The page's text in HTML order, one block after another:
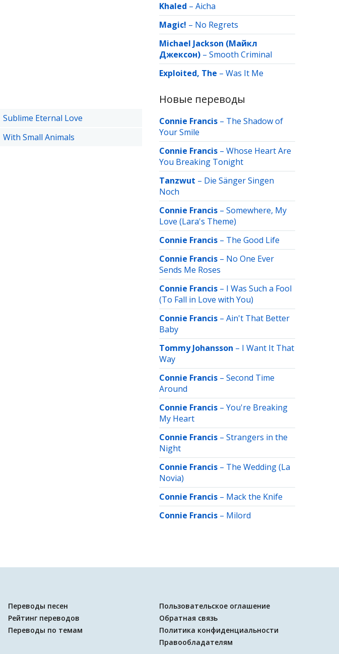
Sublime Eternal Love
With Small Animals
Khaled – Aicha
Magic! – No Regrets
Michael Jackson (Майкл
Джексон) – Smooth Criminal
Exploited, The – Was It Me
Новые переводы
Connie Francis – The Shadow of
Your Smile
Connie Francis – Whose Heart Are
You Breaking Tonight
Tanzwut – Die Sänger Singen
Noch
Connie Francis – Somewhere, My
Love (Lara's Theme)
Connie Francis – The Good Life
Connie Francis – No One Ever
Sends Me Roses
Connie Francis – I Was Such a Fool
(To Fall in Love with You)
Connie Francis – Ain't That Better
Baby
Tommy Johansson – I Want It That
Way
Connie Francis – Second Time
Around
Connie Francis – You're Breaking
My Heart
Connie Francis – Strangers in the
Night
Connie Francis – The Wedding (La
Novia)
Connie Francis – Mack the Knife
Connie Francis – Milord
Пользовательское оглашение
Обратная связь
Политика конфиденциальности
Правообладателям
Переводы песен
Рейтинг переводов
Переводы по темам